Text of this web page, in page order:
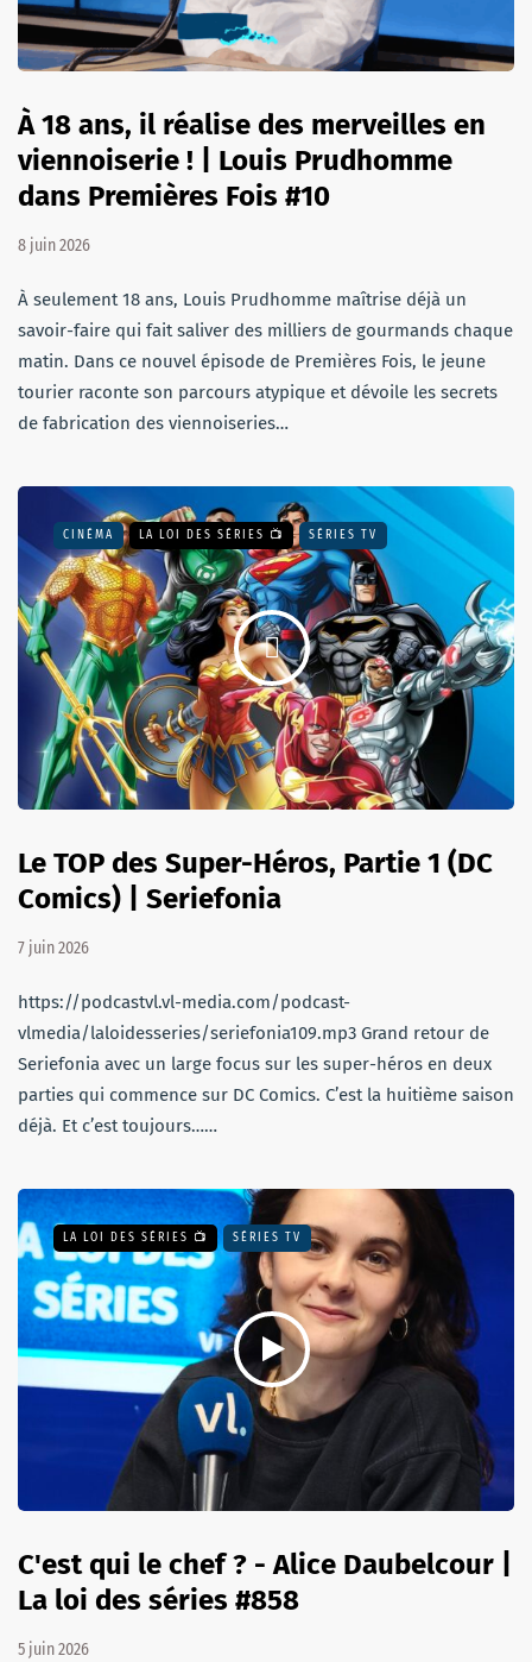
À 18 ans, il réalise des merveilles en
viennoiserie ! | Louis Prudhomme
dans Premières Fois #10
8 juin 2026
À seulement 18 ans, Louis Prudhomme maîtrise déjà un
savoir-faire qui fait saliver des milliers de gourmands chaque
matin. Dans ce nouvel épisode de Premières Fois, le jeune
tourier raconte son parcours atypique et dévoile les secrets
de fabrication des viennoiseries…
CINÉMA LA LOI DES SÉRIES 📺 SÉRIES TV
Le TOP des Super-Héros, Partie 1 (DC
Comics) | Seriefonia
7 juin 2026
https://podcastvl.vl-media.com/podcast-
vlmedia/laloidesseries/seriefonia109.mp3 Grand retour de
Seriefonia avec un large focus sur les super-héros en deux
parties qui commence sur DC Comics. C’est la huitième saison
déjà. Et c’est toujours……
LA LOI DES SÉRIES 📺 SÉRIES TV
C'est qui le chef ? - Alice Daubelcour |
La loi des séries #858
5 juin 2026